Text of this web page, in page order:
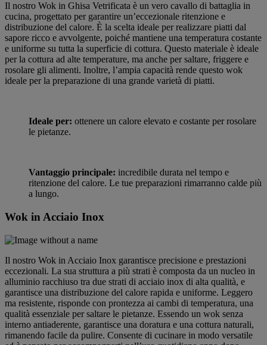
Il nostro Wok in Ghisa Vetrificata è un vero cavallo di battaglia in
cucina, progettato per garantire un’eccezionale ritenzione e
distribuzione del calore. È la scelta ideale per realizzare piatti dal
sapore ricco e avvolgente, poiché mantiene una temperatura costante
e uniforme su tutta la superficie di cottura. Questo materiale è ideale
per la cottura ad alte temperature, ma anche per saltare, friggere e
rosolare gli alimenti. Inoltre, l’ampia capacità rende questo wok
ideale per la preparazione di una grande varietà di piatti.
Ideale per: ottenere un calore elevato e costante per rosolare
le pietanze.
Vantaggio principale: incredibile durata nel tempo e
ritenzione del calore. Le tue preparazioni rimarranno calde più
a lungo.
Wok in Acciaio Inox
Il nostro Wok in Acciaio Inox garantisce precisione e prestazioni
eccezionali. La sua struttura a più strati è composta da un nucleo in
alluminio racchiuso tra due strati di acciaio inox di alta qualità, e
garantisce una distribuzione del calore rapida e uniforme. Leggero
ma resistente, risponde con prontezza ai cambi di temperatura, una
qualità essenziale per saltare le pietanze. Essendo un wok senza
interno antiaderente, garantisce una doratura e una cottura naturali,
rimanendo facile da pulire. Consente di cucinare in modo versatile